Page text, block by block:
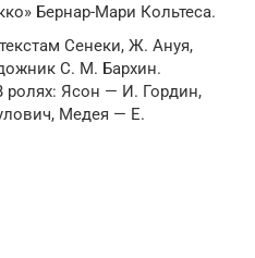
Бернар-Мари Кольтеса.
Сенеки, Ж. Ануя,
С. М. Бархин.
Ясон — И. Гордин,
Медея — Е.